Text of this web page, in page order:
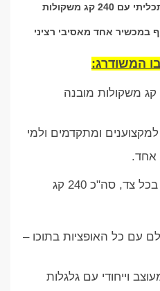
כלוב איכותי מולטי טריינר רב תכליתי עם 240 קג משקולות
במכשיר אחד מאסיבי רציני
המשודרג:
כלוב קומבו רב תכליתי 240 קג משקולות מובנה
ומתקדמים ולמי
אחד.
מכיל 120 קג משקל מובנה בכל צד, סה"כ 240 קג
עם כל האופציות בתוכו –
וייחודי עם גלגלות